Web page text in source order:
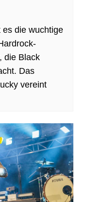
es die wuchtige
die Black
Das
vereint